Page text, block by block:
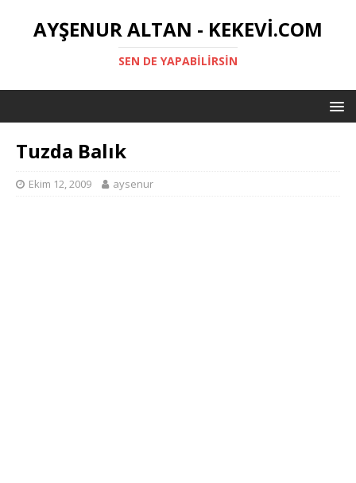
AYŞENUR ALTAN - KEKEVI.COM
SEN DE YAPABILIRSIN
Tuzda Balık
Ekim 12, 2009 aysenur